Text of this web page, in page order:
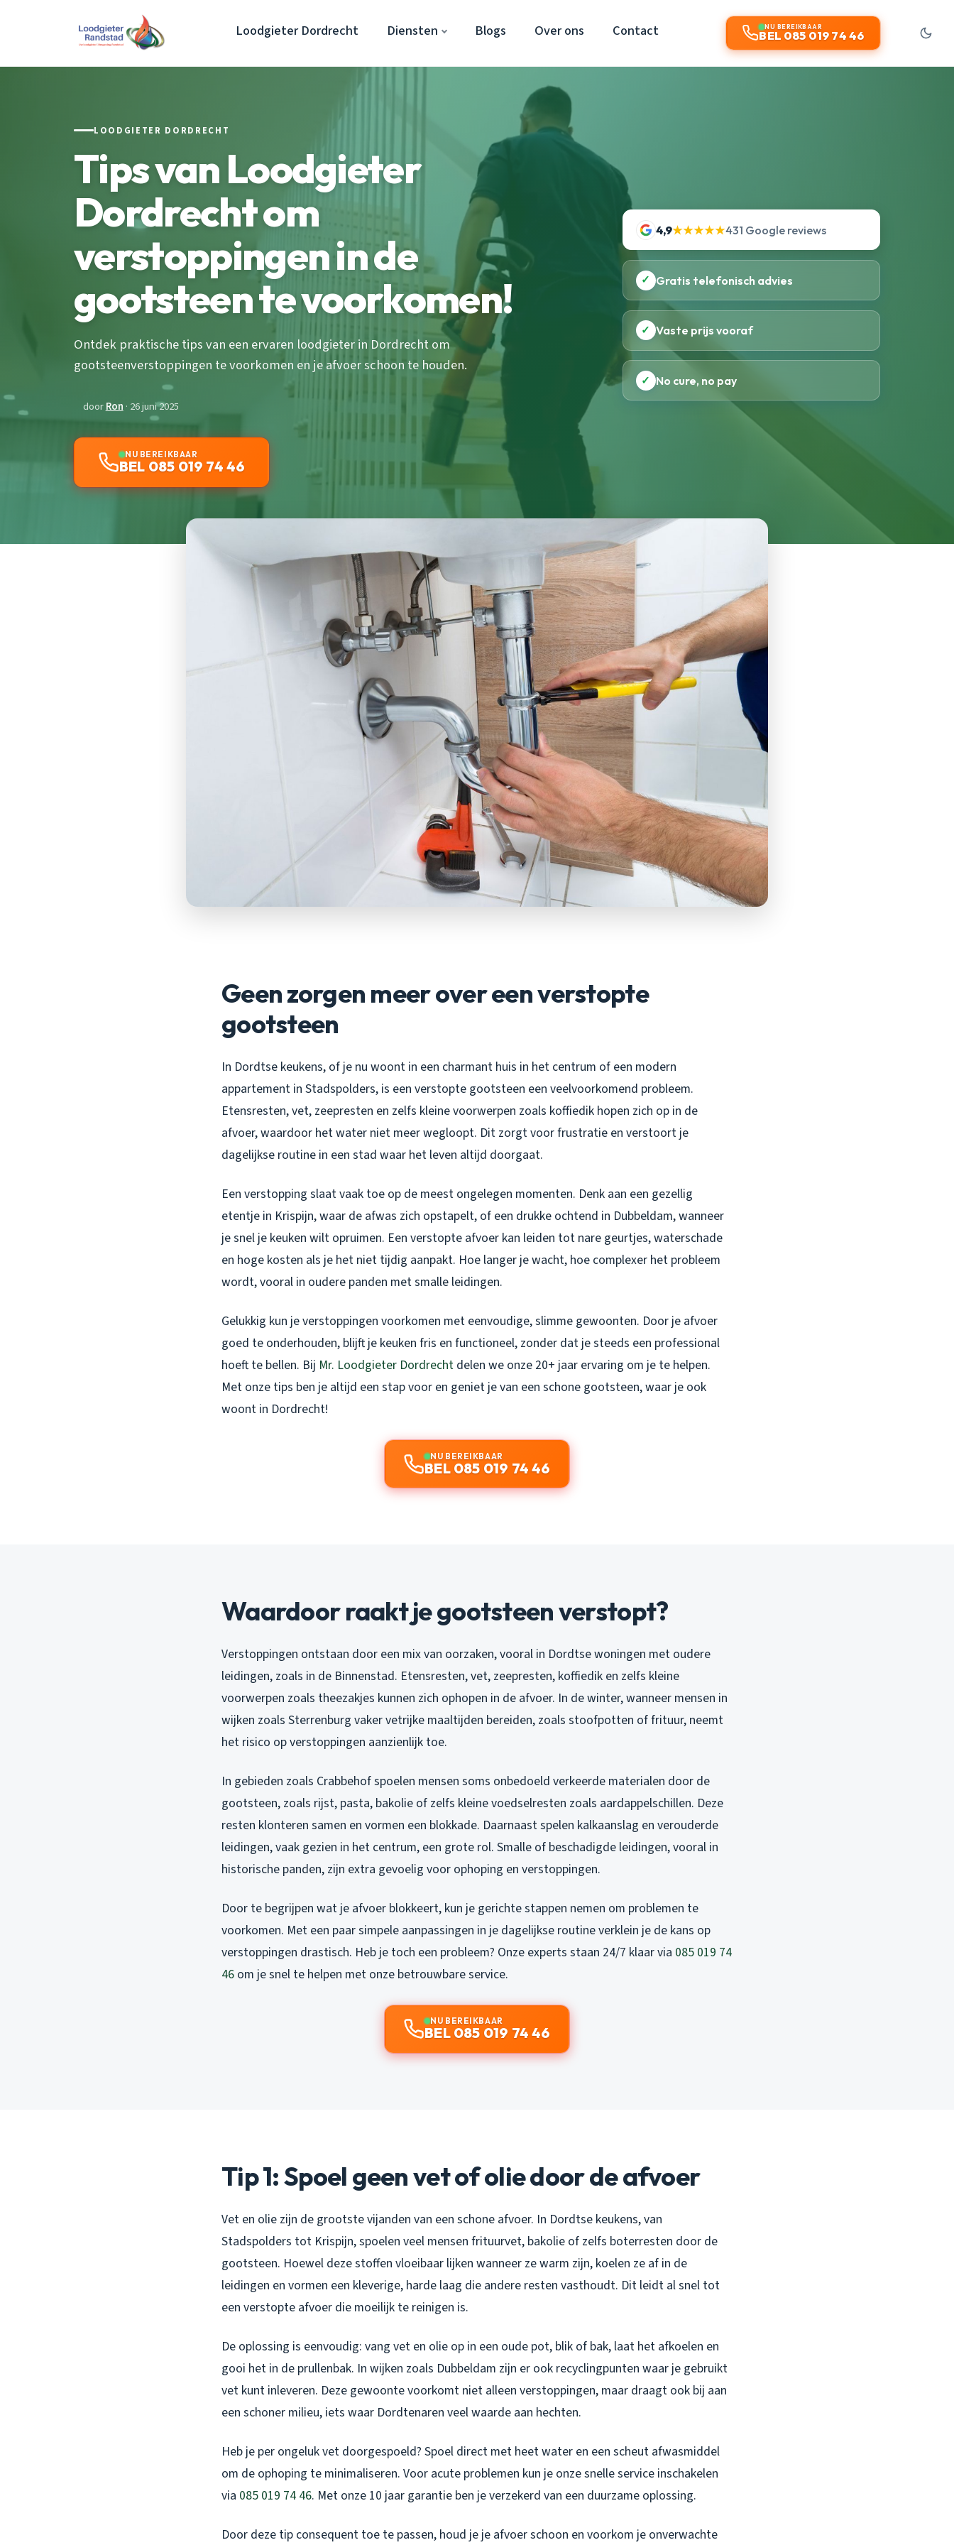
Loodgieter Dordrecht Diensten Blogs Over ons Contact NU BEREIKBAAR
BEL 085 019 74 46
LOODGIETER DORDRECHT
Tips van Loodgieter
Dordrecht om
verstoppingen in de
gootsteen te voorkomen!
Ontdek praktische tips van een ervaren loodgieter in Dordrecht om
gootsteenverstoppingen te voorkomen en je afvoer schoon te houden.
doorRon · 26 juni 2025
NU BEREIKBAAR
BEL 085 019 74 46
4,9★★★★★431 Google reviews
✓ Gratis telefonisch advies
✓ Vaste prijs vooraf
✓ No cure, no pay
Geen zorgen meer over een verstopte
gootsteen
In Dordtse keukens, of je nu woont in een charmant huis in het centrum of een modern
appartement in Stadspolders, is een verstopte gootsteen een veelvoorkomend probleem.
Etensresten, vet, zeepresten en zelfs kleine voorwerpen zoals koffiedik hopen zich op in de
afvoer, waardoor het water niet meer wegloopt. Dit zorgt voor frustratie en verstoort je
dagelijkse routine in een stad waar het leven altijd doorgaat.
Een verstopping slaat vaak toe op de meest ongelegen momenten. Denk aan een gezellig
etentje in Krispijn, waar de afwas zich opstapelt, of een drukke ochtend in Dubbeldam, wanneer
je snel je keuken wilt opruimen. Een verstopte afvoer kan leiden tot nare geurtjes, waterschade
en hoge kosten als je het niet tijdig aanpakt. Hoe langer je wacht, hoe complexer het probleem
wordt, vooral in oudere panden met smalle leidingen.
Gelukkig kun je verstoppingen voorkomen met eenvoudige, slimme gewoonten. Door je afvoer
goed te onderhouden, blijft je keuken fris en functioneel, zonder dat je steeds een professional
hoeft te bellen. Bij Mr. Loodgieter Dordrecht delen we onze 20+ jaar ervaring om je te helpen.
Met onze tips ben je altijd een stap voor en geniet je van een schone gootsteen, waar je ook
woont in Dordrecht!
NU BEREIKBAAR
BEL 085 019 74 46
Waardoor raakt je gootsteen verstopt?
Verstoppingen ontstaan door een mix van oorzaken, vooral in Dordtse woningen met oudere
leidingen, zoals in de Binnenstad. Etensresten, vet, zeepresten, koffiedik en zelfs kleine
voorwerpen zoals theezakjes kunnen zich ophopen in de afvoer. In de winter, wanneer mensen in
wijken zoals Sterrenburg vaker vetrijke maaltijden bereiden, zoals stoofpotten of frituur, neemt
het risico op verstoppingen aanzienlijk toe.
In gebieden zoals Crabbehof spoelen mensen soms onbedoeld verkeerde materialen door de
gootsteen, zoals rijst, pasta, bakolie of zelfs kleine voedselresten zoals aardappelschillen. Deze
resten klonteren samen en vormen een blokkade. Daarnaast spelen kalkaanslag en verouderde
leidingen, vaak gezien in het centrum, een grote rol. Smalle of beschadigde leidingen, vooral in
historische panden, zijn extra gevoelig voor ophoping en verstoppingen.
Door te begrijpen wat je afvoer blokkeert, kun je gerichte stappen nemen om problemen te
voorkomen. Met een paar simpele aanpassingen in je dagelijkse routine verklein je de kans op
verstoppingen drastisch. Heb je toch een probleem? Onze experts staan 24/7 klaar via 085 019 74
46 om je snel te helpen met onze betrouwbare service.
NU BEREIKBAAR
BEL 085 019 74 46
Tip 1: Spoel geen vet of olie door de afvoer
Vet en olie zijn de grootste vijanden van een schone afvoer. In Dordtse keukens, van
Stadspolders tot Krispijn, spoelen veel mensen frituurvet, bakolie of zelfs boterresten door de
gootsteen. Hoewel deze stoffen vloeibaar lijken wanneer ze warm zijn, koelen ze af in de
leidingen en vormen een kleverige, harde laag die andere resten vasthoudt. Dit leidt al snel tot
een verstopte afvoer die moeilijk te reinigen is.
De oplossing is eenvoudig: vang vet en olie op in een oude pot, blik of bak, laat het afkoelen en
gooi het in de prullenbak. In wijken zoals Dubbeldam zijn er ook recyclingpunten waar je gebruikt
vet kunt inleveren. Deze gewoonte voorkomt niet alleen verstoppingen, maar draagt ook bij aan
een schoner milieu, iets waar Dordtenaren veel waarde aan hechten.
Heb je per ongeluk vet doorgespoeld? Spoel direct met heet water en een scheut afwasmiddel
om de ophoping te minimaliseren. Voor acute problemen kun je onze snelle service inschakelen
via 085 019 74 46. Met onze 10 jaar garantie ben je verzekerd van een duurzame oplossing.
Door deze tip consequent toe te passen, houd je je afvoer schoon en voorkom je onverwachte